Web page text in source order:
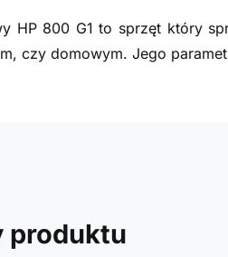
HP 800 G1 to sprzęt który
czy domowym. Jego
produktu